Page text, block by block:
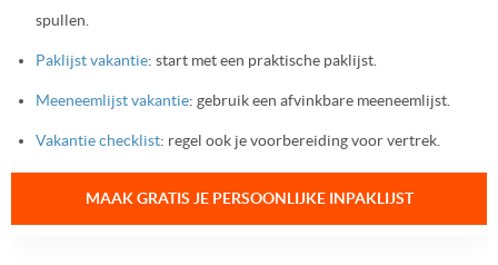
spullen.
Paklijst vakantie: start met een praktische paklijst.
Meeneemlijst vakantie: gebruik een afvinkbare meeneemlijst.
Vakantie checklist: regel ook je voorbereiding voor vertrek.
MAAK GRATIS JE PERSOONLIJKE INPAKLIJST